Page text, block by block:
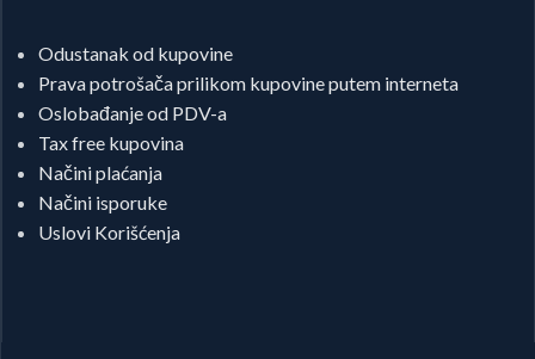
Odustanak od kupovine
Prava potrošača prilikom kupovine putem interneta
Oslobađanje od PDV-a
Tax free kupovina
Načini plaćanja
Načini isporuke
Uslovi Korišćenja